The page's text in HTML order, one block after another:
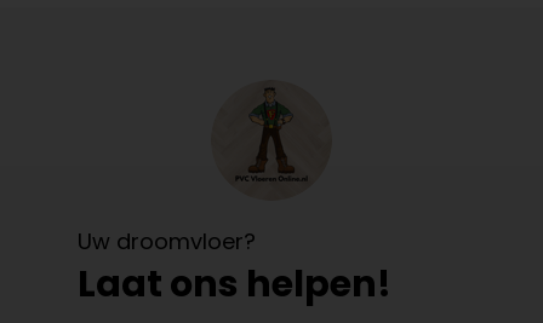
Uw droomvloer?
Laat ons helpen!